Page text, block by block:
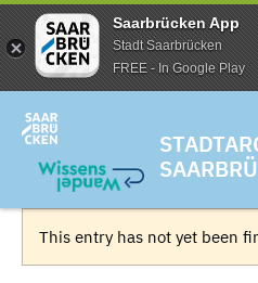
Saarbrücken App
Stadt Saarbrücken
FREE - In Google Play
This entry has not yet been